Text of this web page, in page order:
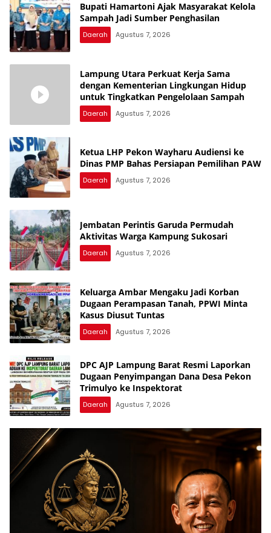
Bupati Hamartoni Ajak Masyarakat Kelola
Sampah Jadi Sumber Penghasilan
Daerah Agustus 7, 2026
Lampung Utara Perkuat Kerja Sama
dengan Kementerian Lingkungan Hidup
untuk Tingkatkan Pengelolaan Sampah
Daerah Agustus 7, 2026
Ketua LHP Pekon Wayharu Audiensi ke
Dinas PMP Bahas Persiapan Pemilihan PAW
Daerah Agustus 7, 2026
Jembatan Perintis Garuda Permudah
Aktivitas Warga Kampung Sukosari
Daerah Agustus 7, 2026
Keluarga Ambar Mengaku Jadi Korban
Dugaan Perampasan Tanah, PPWI Minta
Kasus Diusut Tuntas
Daerah Agustus 7, 2026
DPC AJP Lampung Barat Resmi Laporkan
Dugaan Penyimpangan Dana Desa Pekon
Trimulyo ke Inspektorat
Daerah Agustus 7, 2026